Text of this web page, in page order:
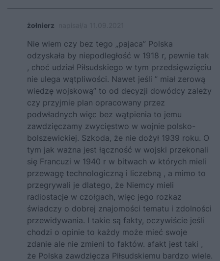
żołnierz
Nie wiem czy bez tego „pajaca” Polska
odzyskała by niepodległość w 1918 r, pewnie tak
, choć udział Piłsudskiego w tym przedsięwzięciu
nie ulega wątpliwości. Nawet jeśli ” miał zerową
wiedzę wojskową” to od decyzji dowódcy zależy
czy przyjmie plan opracowany przez
podwładnych więc bez wątpienia to jemu
zawdzięczamy zwycięstwo w wojnie polsko-
bolszewickiej. Szkoda, że nie dożył 1939 roku. O
tym jak ważna jest łączność w wojski przekonali
się Francuzi w 1940 r w bitwach w których mieli
przewagę technologiczną i liczebną , a mimo to
przegrywali je dlatego, że Niemcy mieli
radiostacje w czołgach, więc jego rozkaz
świadczy o dobrej znajomości tematu i zdolności
przewidywania. I takie są fakty, oczywiście jeśli
chodzi o opinie to każdy może mieć swoje
zdanie ale nie zmieni to faktów. afakt jest taki ,
że Polska zawdzięcza Piłsudskiemu bardzo wiele.